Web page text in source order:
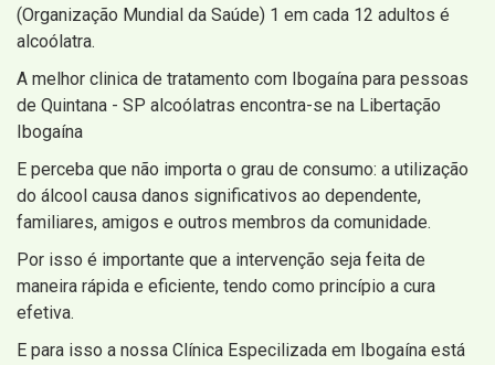
(Organização Mundial da Saúde) 1 em cada 12 adultos é
alcoólatra.
A melhor clinica de tratamento com Ibogaína para pessoas
de Quintana - SP alcoólatras encontra-se na Libertação
Ibogaína
E perceba que não importa o grau de consumo: a utilização
do álcool causa danos significativos ao dependente,
familiares, amigos e outros membros da comunidade.
Por isso é importante que a intervenção seja feita de
maneira rápida e eficiente, tendo como princípio a cura
efetiva.
E para isso a nossa Clínica Especilizada em Ibogaína está